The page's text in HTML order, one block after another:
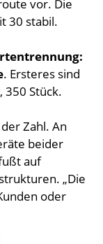
vor. Die
30 stabil.
. Ersteres sind
350 Stück.
Zahl. An
beider
auf
„Die
oder